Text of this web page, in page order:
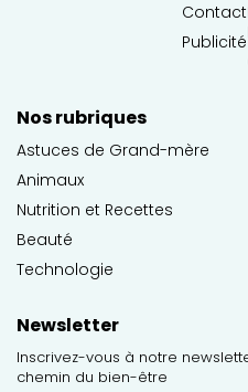
Contact
Publicité
Nos rubriques
Astuces de Grand-mère
Animaux
Nutrition et Recettes
Beauté
Technologie
Newsletter
Inscrivez-vous à notre
chemin du bien-être